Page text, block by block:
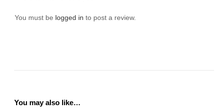
You must be logged in to post a review.
You may also like…